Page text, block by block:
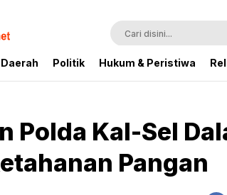
Daerah Politik Hukum & Peristiwa
Polda Kal-Sel
Pangan